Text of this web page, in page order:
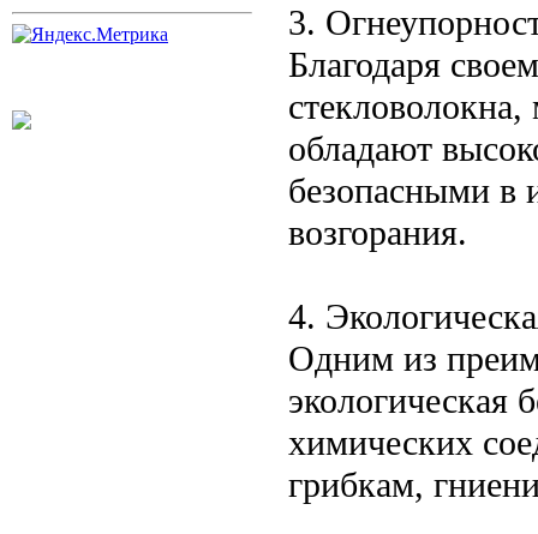
3.
Благодаря
обладают
безопасными в
возгорания.
4.
Одним из
экологическая
химических
грибкам,